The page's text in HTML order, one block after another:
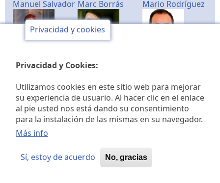
Manuel Salvador Marc Borrás Mario Rodríguez
Marisol Linares Miguel Alabort
MªÁngeles Bou
Privacidad y cookies
Privacidad y Cookies:
Utilizamos cookies en este sitio web para mejorar
su experiencia de usuario. Al hacer clic en el enlace
al pie usted nos está dando su consentimiento
para la instalación de las mismas en su navegador.
Más info
Sí, estoy de acuerdo No, gracias